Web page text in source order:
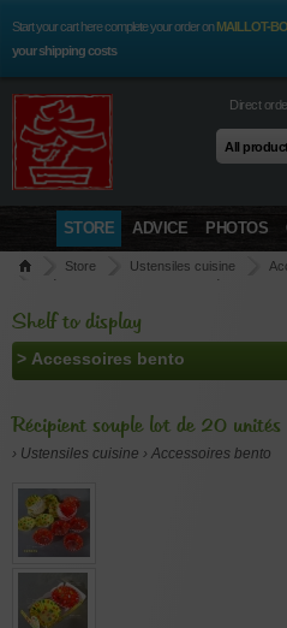
Start your cart here complete your order onMAILLOT-
your shipping costs
Direct
STORE ADVICE PHOTOS
Store Ustensiles cuisine
Récipient souple lot de 20 unités 157075
Shelf to display
Récipient souple lot de 20
› Ustensiles cuisine › Accessoires bento